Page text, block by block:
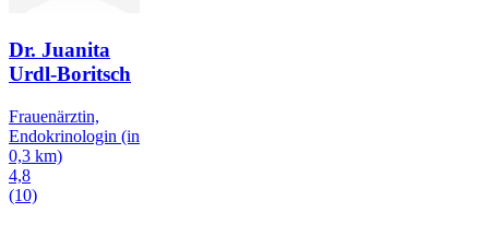
Dr. Juanita
Urdl-Boritsch
Frauenärztin,
Endokrinologin (in
0,3 km)
4,8
(10)